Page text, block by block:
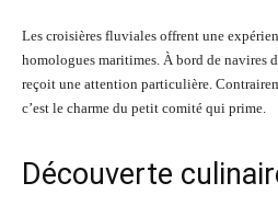
Les croisières fluviales offrent une
homologues maritimes. À bord de navires
reçoit une attention particulière.
c’est le charme du petit comité qui prime.
Découverte